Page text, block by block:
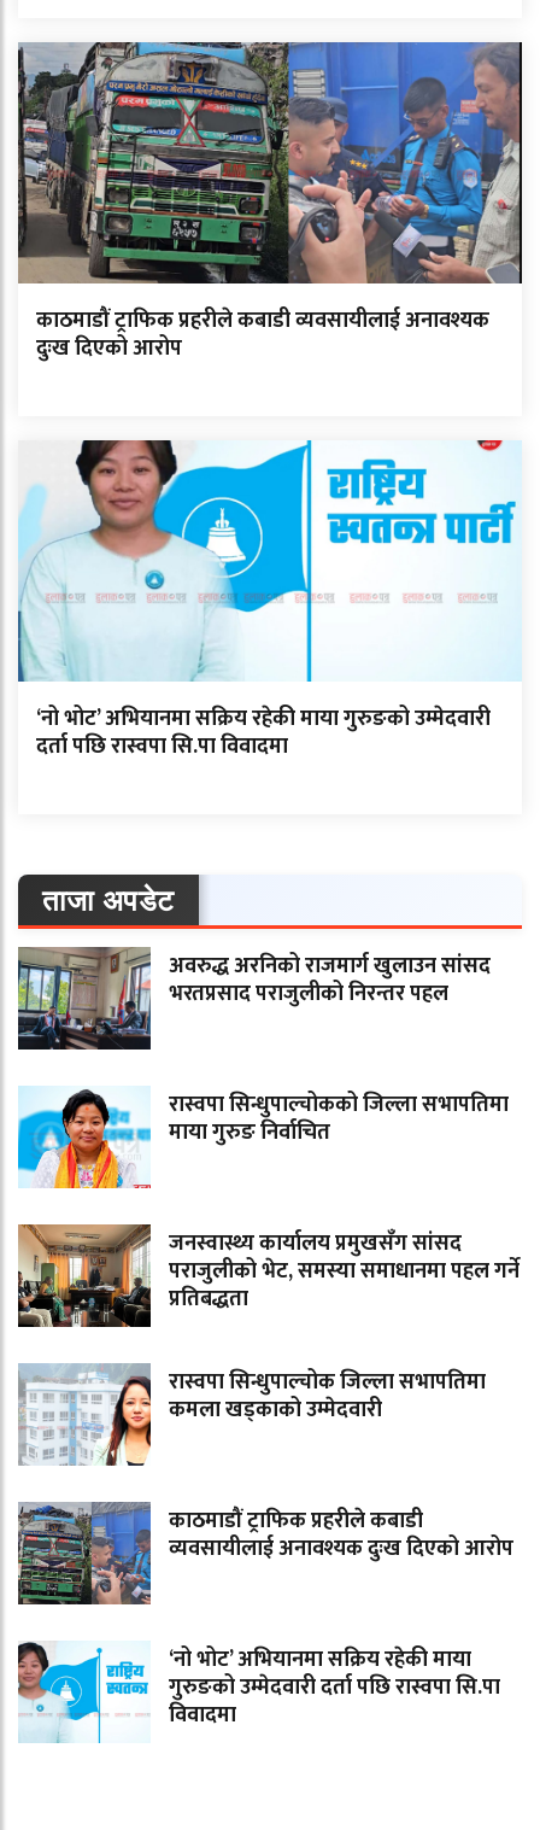
काठमाडौं ट्राफिक प्रहरीले कबाडी व्यवसायीलाई अनावश्यक
दुःख दिएको आरोप
‘नो भोट’ अभियानमा सक्रिय रहेकी माया गुरुङको उम्मेदवारी
दर्ता पछि रास्वपा सि.पा विवादमा
ताजा अपडेट
अवरुद्ध अरनिको राजमार्ग खुलाउन सांसद
भरतप्रसाद पराजुलीको निरन्तर पहल
रास्वपा सिन्धुपाल्चोकको जिल्ला सभापतिमा
माया गुरुङ निर्वाचित
जनस्वास्थ्य कार्यालय प्रमुखसँग सांसद
पराजुलीको भेट, समस्या समाधानमा पहल गर्ने
प्रतिबद्धता
रास्वपा सिन्धुपाल्चोक जिल्ला सभापतिमा
कमला खड्काको उम्मेदवारी
काठमाडौं ट्राफिक प्रहरीले कबाडी
व्यवसायीलाई अनावश्यक दुःख दिएको आरोप
‘नो भोट’ अभियानमा सक्रिय रहेकी माया
गुरुङको उम्मेदवारी दर्ता पछि रास्वपा सि.पा
विवादमा